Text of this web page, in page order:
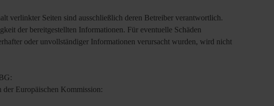
verlinkter Seiten sind ausschließlich deren Betreiber verantwortlich.
der bereitgestellten Informationen. Für eventuelle Schäden
oder unvollständiger Informationen verursacht wurden, wird nicht
Europäischen Kommission: